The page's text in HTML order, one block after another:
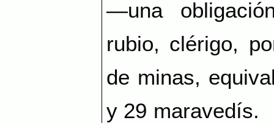
—una
rubio, clérigo,
de minas,
y 29 maravedís.